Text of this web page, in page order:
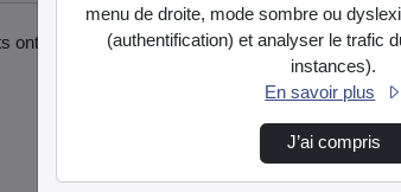
ont des couleurs spécifiques :
menu de droite, mode sombre ou
(authentification) et analyser le trafic
instances).
En savoir plus
J’ai compris